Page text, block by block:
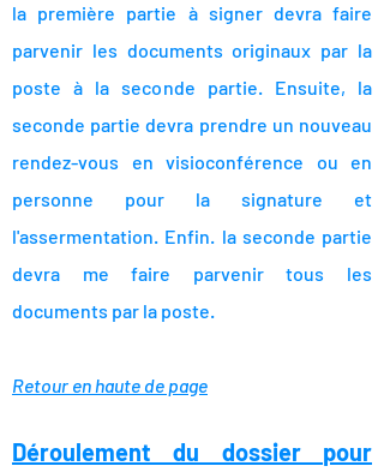
la première partie à signer devra faire
parvenir les documents originaux par la
poste à la seconde partie. Ensuite, la
seconde partie devra prendre un nouveau
rendez-vous en visioconférence ou en
personne pour la signature et
l'assermentation. Enfin. la seconde partie
devra me faire parvenir tous les
documents par la poste.
Retour en haute de page
Déroulement du dossier pour